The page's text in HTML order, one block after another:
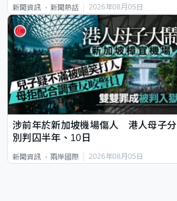
新聞資訊 新聞熱話 2026年08月05日
涉前年於新加坡機場傷人 港人母子分
別判囚半年、10日
新聞資訊 兩岸國際 2026年08月05日